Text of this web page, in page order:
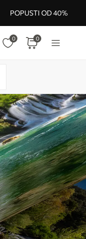
POPUSTI OD 40%
0 0